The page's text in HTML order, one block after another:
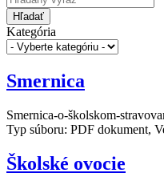
Hľadať
Kategória
Smernica
Smernica-o-školskom-
Typ súboru: PDF dokument,
Školské ovocie